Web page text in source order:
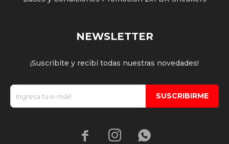
NEWSLETTER
¡Suscribite y recibí todas nuestras novedades!
SUSCRIBIRME
  